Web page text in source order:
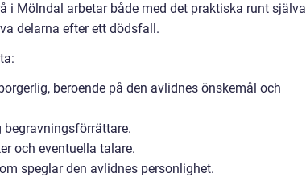
i Mölndal arbetar både med det praktiska runt själva
delarna efter ett dödsfall.
beroende på den avlidnes önskemål och
begravningsförrättare.
och eventuella talare.
speglar den avlidnes personlighet.